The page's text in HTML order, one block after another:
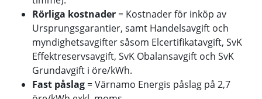
Rörliga kostnader = Kostnader för inköp av
Ursprungsgarantier, samt Handelsavgift och
myndighetsavgifter såsom Elcertifikatavgift, SvK
Effektreservsavgift, SvK Obalansavgift och SvK
Grundavgift i öre/kWh.
Fast påslag = Värnamo Energis påslag på 2,7